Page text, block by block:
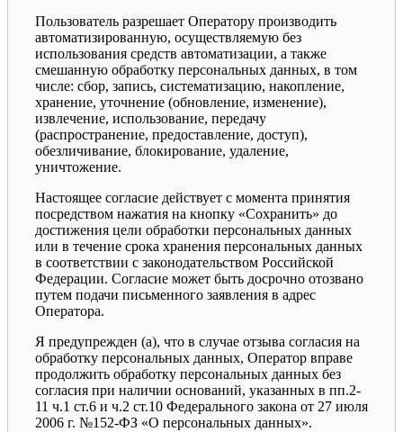
Пользователь разрешает Оператору производить
автоматизированную, осуществляемую без
использования средств автоматизации, а также
смешанную обработку персональных данных, в том
числе: сбор, запись, систематизацию, накопление,
хранение, уточнение (обновление, изменение),
извлечение, использование, передачу
(распространение, предоставление, доступ),
обезличивание, блокирование, удаление,
уничтожение.
Настоящее согласие действует с момента принятия
посредством нажатия на кнопку «Сохранить» до
достижения цели обработки персональных данных
или в течение срока хранения персональных данных
в соответствии с законодательством Российской
Федерации. Согласие может быть досрочно отозвано
путем подачи письменного заявления в адрес
Оператора.
Я предупрежден (а), что в случае отзыва согласия на
обработку персональных данных, Оператор вправе
продолжить обработку персональных данных без
согласия при наличии оснований, указанных в пп.2-
11 ч.1 ст.6 и ч.2 ст.10 Федерального закона от 27 июля
2006 г. №152-ФЗ «О персональных данных».